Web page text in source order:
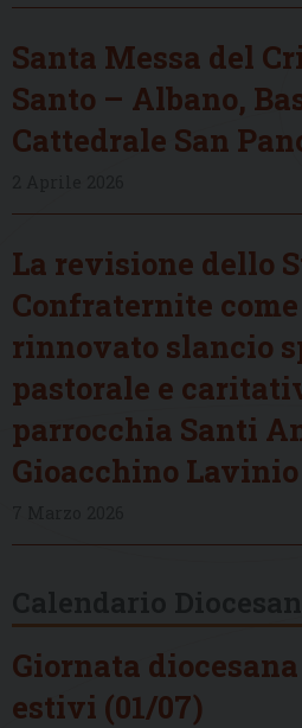
Santa Messa del
Santo – Albano,
Cattedrale San
La revisione dello
Confraternite
rinnovato slancio
pastorale e
parrocchia Santi
Gioacchino Lavinio
Giornata
estivi (01/07)